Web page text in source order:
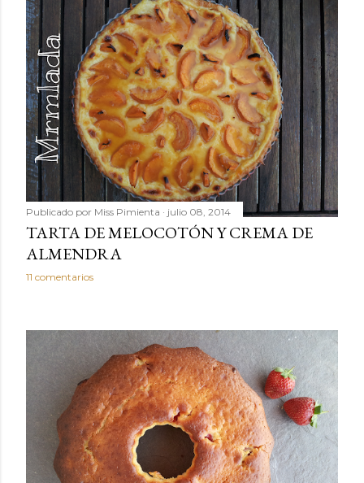
Publicado por Miss Pimienta julio 08, 2014
TARTA DE MELOCOTÓN Y CREMA DE
ALMENDRA
11 comentarios